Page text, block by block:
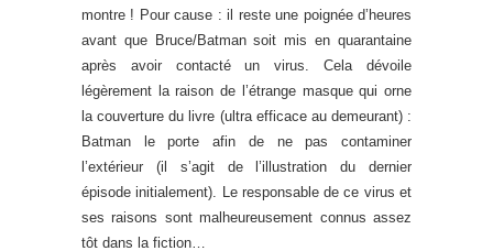
montre ! Pour cause : il reste une poignée d’heures
avant que Bruce/Batman soit mis en quarantaine
après avoir contacté un virus. Cela dévoile
légèrement la raison de l’étrange masque qui orne
la couverture du livre (ultra efficace au demeurant) :
Batman le porte afin de ne pas contaminer
l’extérieur (il s’agit de l’illustration du dernier
épisode initialement). Le responsable de ce virus et
ses raisons sont malheureusement connus assez
tôt dans la fiction…